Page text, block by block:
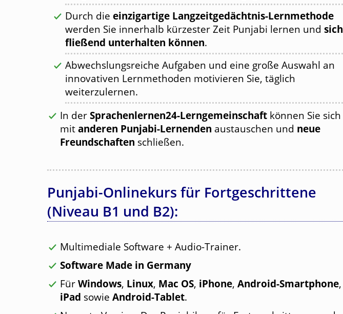
Durch die einzigartige Langzeitgedächtnis-Lernmethode
werden Sie innerhalb kürzester Zeit Punjabi lernen und sich
fließend unterhalten können.
Abwechslungsreiche Aufgaben und eine große Auswahl an
innovativen Lernmethoden motivieren Sie, täglich
weiterzulernen.
In der Sprachenlernen24-Lerngemeinschaft können Sie sich
mit anderen Punjabi-Lernenden austauschen und neue
Freundschaften schließen.
Punjabi-Onlinekurs für Fortgeschrittene
(Niveau B1 und B2):
Multimediale Software + Audio-Trainer.
Software Made in Germany
Für Windows, Linux, Mac OS, iPhone, Android-Smartphone,
iPad sowie Android-Tablet.